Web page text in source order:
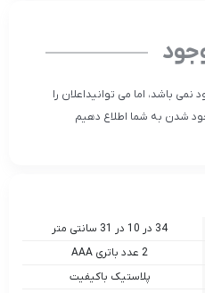
باشد، اما می توانیداعلان را
شدن به شما اطلاع دهیم
34 در 10 در 31 سانتی متر
2 عدد باتری AAA
پلاستیک باکیفیت